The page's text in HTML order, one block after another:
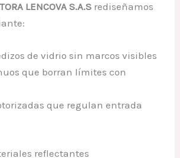
LENCOVA S.A.S rediseñamos
de vidrio sin marcos visibles
que borran límites con
que regulan entrada
reflectantes